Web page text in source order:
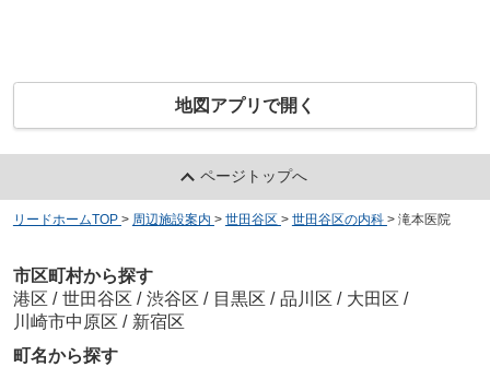
地図アプリで開く
ページトップへ
リードホームTOP > 周辺施設案内 > 世田谷区 > 世田谷区の内科 > 滝本医院
市区町村から探す
港区 / 世田谷区 / 渋谷区 / 目黒区 / 品川区 / 大田区 /
川崎市中原区 / 新宿区
町名から探す